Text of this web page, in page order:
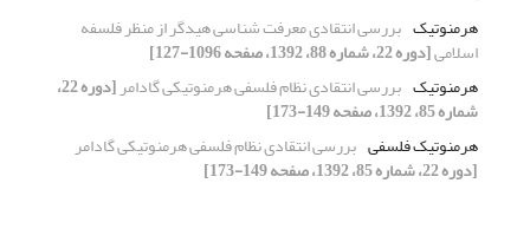
هرمنوتیک بررسی انتقادی معرفت شناسی هیدگر از منظر فلسفه
اسلامی[دوره 22، شماره 88، 1392، صفحه 1096-127]
هرمنوتیک بررسی انتقادی نظام فلسفی هرمنوتیکی گادامر [دوره 22،
شماره 85، 1392، صفحه 149-173]
هرمنوتیک فلسفی بررسی انتقادی نظام فلسفی هرمنوتیکی گادامر
[دوره 22، شماره 85، 1392، صفحه 149-173]